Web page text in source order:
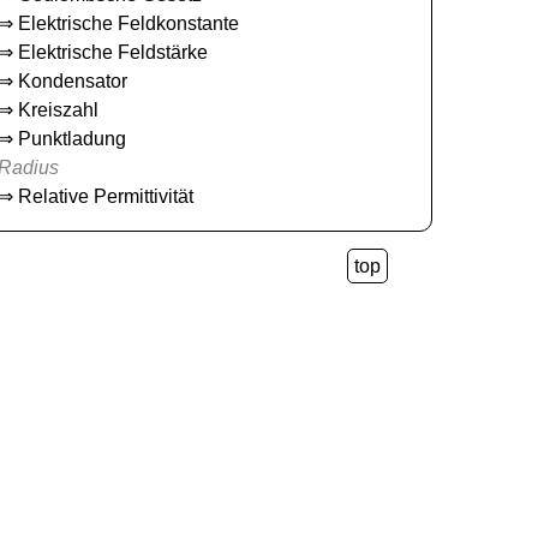
⇒ Elektrische Feldkonstante
⇒ Elektrische Feldstärke
⇒ Kondensator
⇒ Kreiszahl
⇒ Punktladung
⇒ Relative Permittivität
top